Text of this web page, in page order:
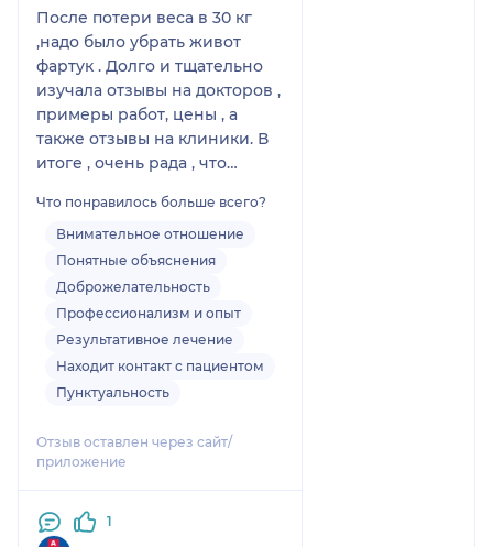
После потери веса в 30 кг
,надо было убрать живот
фартук . Долго и тщательно
изучала отзывы на докторов ,
примеры работ, цены , а
также отзывы на клиники. В
итоге , очень рада , что
клинику Адамант « АМК» . На
самой первой консультации
доктор все подробно
рассказала , показала и
объяснила . Также , дала
рекомендации по подготовке
В назначенный день
за время наркоза , я как буто
плоский живот , красивый
Что понравилось больше всего?
Внимательное отношение
Понятные объяснения
Доброжелательность
Профессионализм и опыт
Результативное лечение
Находит контакт с пациентом
Пунктуальность
Отзыв оставлен через сайт/
приложение
1